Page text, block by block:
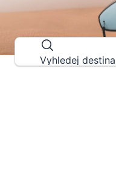
PRŮVODCE
Vyhledej